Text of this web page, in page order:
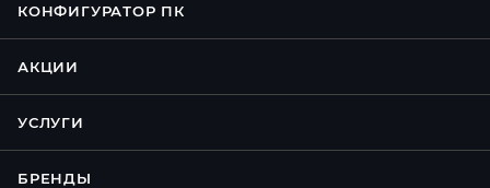
КОНФИГУРАТОР ПК
АКЦИИ
УСЛУГИ
БРЕНДЫ